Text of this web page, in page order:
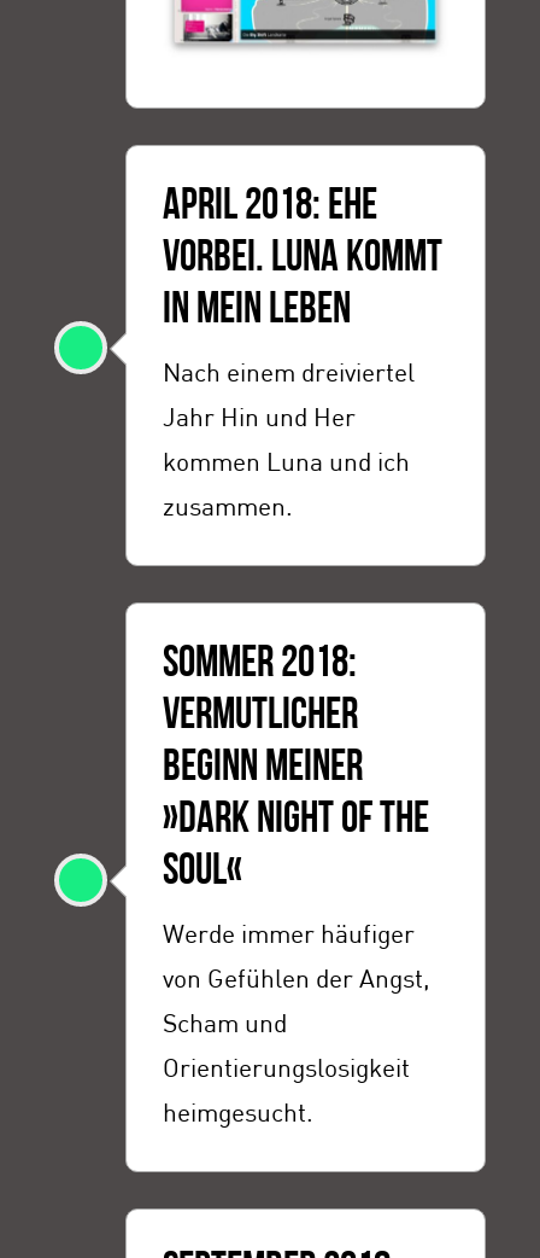
APRIL 2018: EHE
VORBEI. LUNA KOMMT
IN MEIN LEBEN
Nach einem dreiviertel
Jahr Hin und Her
kommen Luna und ich
zusammen.
SOMMER 2018:
VERMUTLICHER
BEGINN MEINER
»DARK NIGHT OF THE
SOUL«
Werde immer häufiger
von Gefühlen der Angst,
Scham und
Orientierungslosigkeit
heimgesucht.